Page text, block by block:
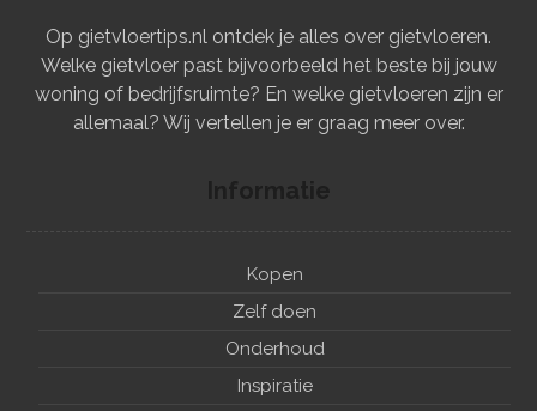
Op gietvloertips.nl ontdek je alles over gietvloeren.
Welke gietvloer past bijvoorbeeld het beste bij jouw
woning of bedrijfsruimte? En welke gietvloeren zijn er
allemaal? Wij vertellen je er graag meer over.
Kopen
Zelf doen
Onderhoud
Inspiratie